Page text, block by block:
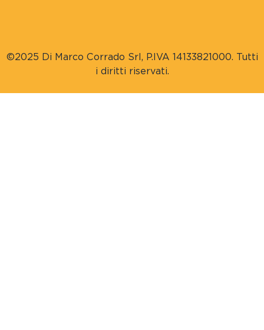
©2025 Di Marco Corrado Srl, P.IVA 14133821000. Tutti
i diritti riservati.